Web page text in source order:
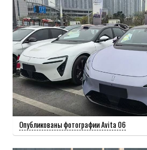
Опубликованы фотографии Avita 06